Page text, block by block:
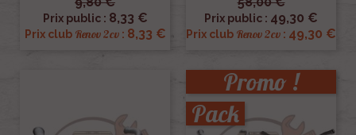
Prix public : 8,33 €
Prix club Renov 2cv: 8,33 €
Prix public : 49,30 €
Prix club Renov 2cv : 49,30 €
Promo !
Pack